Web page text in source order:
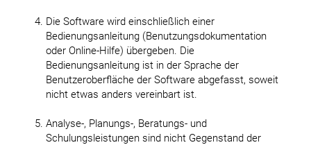
Die Software wird einschließlich einer
Bedienungsanleitung (Benutzungsdokumentation
oder Online-Hilfe) übergeben. Die
Bedienungsanleitung ist in der Sprache der
Benutzeroberfläche der Software abgefasst, soweit
nicht etwas anders vereinbart ist.
Analyse-, Planungs-, Beratungs- und
Schulungsleistungen sind nicht Gegenstand der